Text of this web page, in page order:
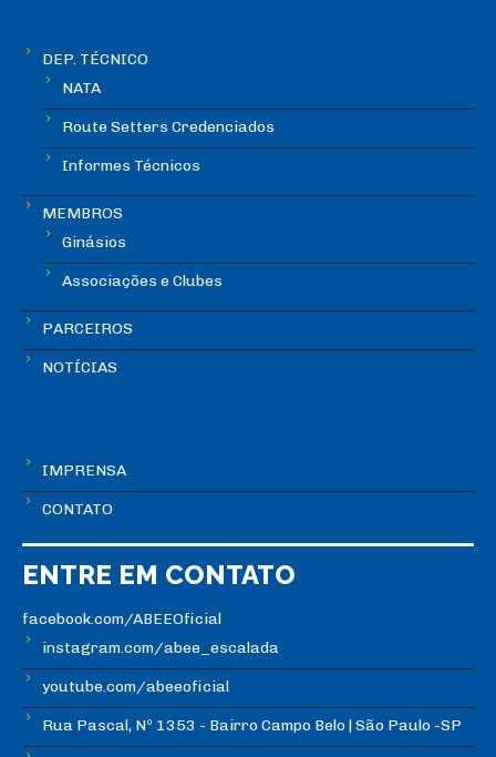
DEP. TÉCNICO
NATA
Route Setters Credenciados
Informes Técnicos
MEMBROS
Ginásios
Associações e Clubes
PARCEIROS
NOTÍCIAS
IMPRENSA
CONTATO
ENTRE EM CONTATO
facebook.com/ABEEOficial
instagram.com/abee_escalada
youtube.com/abeeoficial
Rua Pascal, Nº 1353 - Bairro Campo Belo | São Paulo -SP